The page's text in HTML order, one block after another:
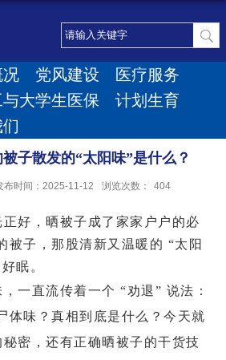
况 党风建设
医疗服务
大学生医保
计划生育
子散发的“太阳味”是什么？
布时间：2025-11-12 浏览次数： 404
好，晒被子成了家家户户的必
被子，那股清新又温暖的 “太阳
眠。
一直流传着一个 “劝退” 说法：
体味？真相到底是什么？今天就
密，还有正确晒被子的干货技